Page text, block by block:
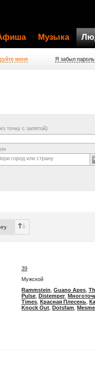
Музыка
меня Я забыл пароль
точку с запятой)
город или страну
39
Мужской
Rammstein Guano Apes
Pulse Distemper
Times Красная Плесень
Knock Out Dotsfam